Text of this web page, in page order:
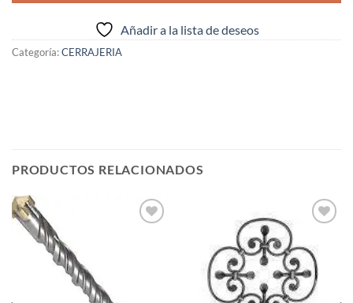
Añadir a la lista de deseos
Categoría:CERRAJERIA
PRODUCTOS RELACIONADOS
lista de
deseos